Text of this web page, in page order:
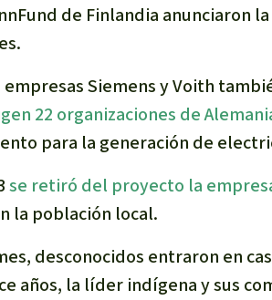
de Finlandia anunciaron
empresas Siemens y Voith
22 organizaciones de
para la generación de
se retiró del proyecto la
la población local.
desconocidos entraron en
años, la líder indígena y sus